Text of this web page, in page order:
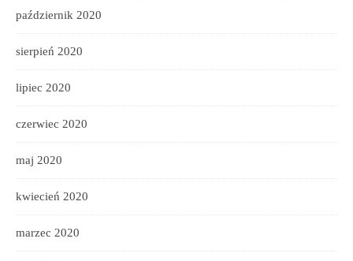
październik 2020
sierpień 2020
lipiec 2020
czerwiec 2020
maj 2020
kwiecień 2020
marzec 2020